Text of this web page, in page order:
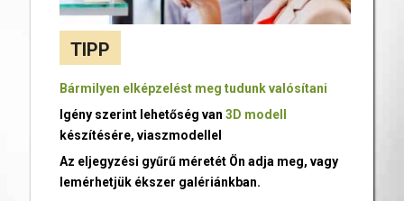
TIPP
Bármilyen elképzelést meg tudunk valósítani
Igény szerint lehetőség van 3D modell
készítésére, viaszmodellel
Az eljegyzési gyűrű méretét Ön adja meg, vagy
lemérhetjük ékszer galériánkban.